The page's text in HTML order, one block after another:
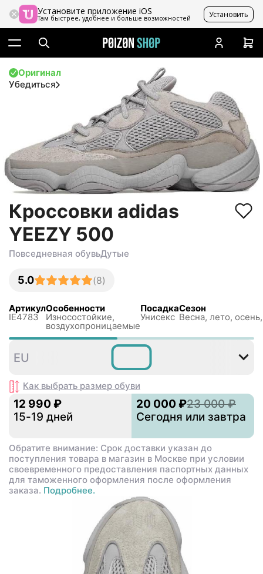
Установите приложение iOS
Там быстрее, удобнее и больше возможностей Установить
Оригинал
Убедиться
Кроссовки adidas
YEEZY 500
Повседневная обувьДутые
5.0 (8)
Артикул
IE4783
Особенности
Износостойкие,
воздухопроницаемые
Посадка
Унисекс
Сезон
Весна, лето,
38⅔
EU
Как выбрать размер обуви
12 990 ₽
15-19 дней
20 000 ₽23 000 ₽
Сегодня или завтра
Обратите внимание: Срок доставки указан до
поступления товара в магазин в Москве при условии
своевременного предоставления паспортных данных
для таможенного оформления после оформления
заказа. Подробнее.